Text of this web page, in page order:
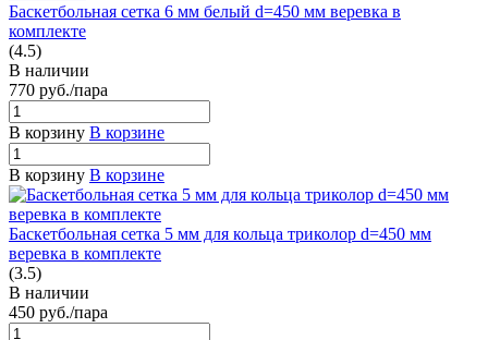
Баскетбольная сетка 6 мм белый d=450 мм веревка в
комплекте
(4.5)
В наличии
770 руб./пара
В корзину В корзине
В корзину В корзине
Баскетбольная сетка 5 мм для кольца триколор d=450 мм
веревка в комплекте
(3.5)
В наличии
450 руб./пара